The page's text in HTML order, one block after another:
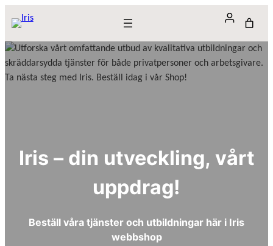
till
innehåll
Iris – din utveckling, vårt
uppdrag!
Beställ våra tjänster och utbildningar här i Iris
webbshop